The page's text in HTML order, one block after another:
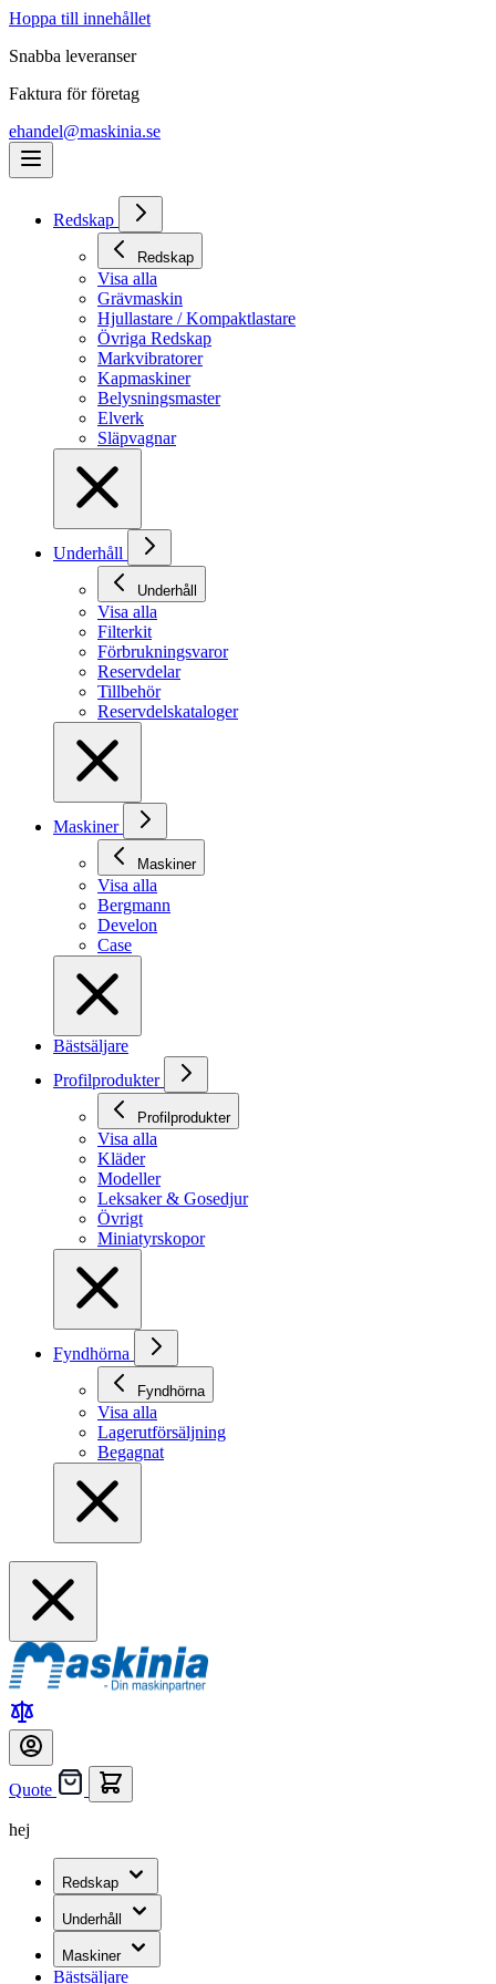
Hoppa till innehållet
Snabba leveranser
Faktura för företag
ehandel@maskinia.se
Redskap
Redskap
Visa alla
Grävmaskin
Hjullastare / Kompaktlastare
Övriga Redskap
Markvibratorer
Kapmaskiner
Belysningsmaster
Elverk
Släpvagnar
Underhåll
Underhåll
Visa alla
Filterkit
Förbrukningsvaror
Reservdelar
Tillbehör
Reservdelskataloger
Maskiner
Maskiner
Visa alla
Bergmann
Develon
Case
Bästsäljare
Profilprodukter
Profilprodukter
Visa alla
Kläder
Modeller
Leksaker & Gosedjur
Övrigt
Miniatyrskopor
Fyndhörna
Fyndhörna
Visa alla
Lagerutförsäljning
Begagnat
Quote
hej
Redskap
Underhåll
Maskiner
Bästsäljare